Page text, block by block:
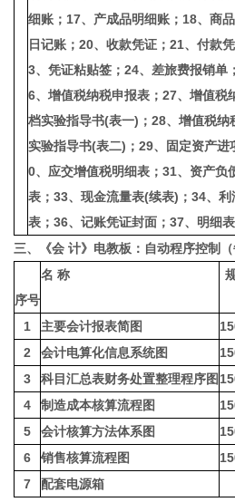
细账；17、产成品明细账；18、商
日记账；20、收款凭证；21、付款
3、凭证粘贴签；24、差旅费报销单
6、增值税纳税申报表；27、增值税
档实验指导书(表一)；28、增值税纳
实验指导书(表二)；29、固定资产进
0、应交增值税明细表；31、资产负
表；33、现金流量表(续表)；34、
表；36、记账凭证封面；37、明细
三、《会 计》电教板：自动程序控制（
序号
名 称
1 主要会计报表简图
2
会计电算化信息系统图
3
科目汇总表财务处置整理程序图
4
制造成本核算流程图
5
会计核算方法体系图
6
销售核算流程图
7
配套电源箱